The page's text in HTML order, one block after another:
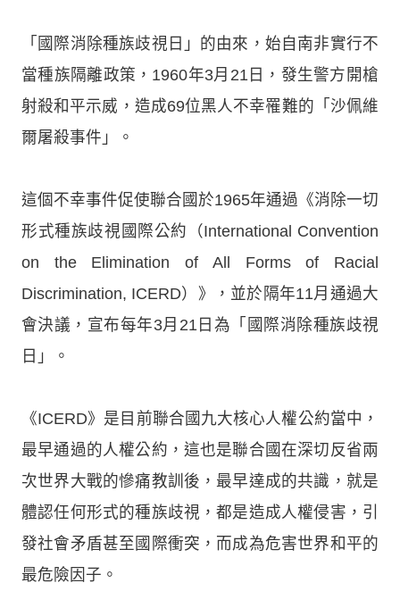
「國際消除種族歧視日」的由來，始自南非實行不
當種族隔離政策，1960年3月21日，發生警方開槍
射殺和平示威，造成69位黑人不幸罹難的「沙佩維
爾屠殺事件」。
這個不幸事件促使聯合國於1965年通過《消除一切
形式種族歧視國際公約（International Convention
on the Elimination of All Forms of Racial
Discrimination, ICERD）》，並於隔年11月通過大
會決議，宣布每年3月21日為「國際消除種族歧視
日」。
《ICERD》是目前聯合國九大核心人權公約當中，
最早通過的人權公約，這也是聯合國在深切反省兩
次世界大戰的慘痛教訓後，最早達成的共識，就是
體認任何形式的種族歧視，都是造成人權侵害，引
發社會矛盾甚至國際衝突，而成為危害世界和平的
最危險因子。